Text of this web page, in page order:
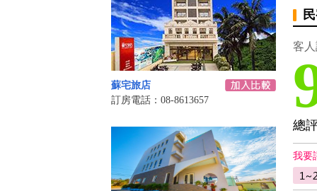
蘇宅旅店
訂房電話：08-8613657
客
總
我要